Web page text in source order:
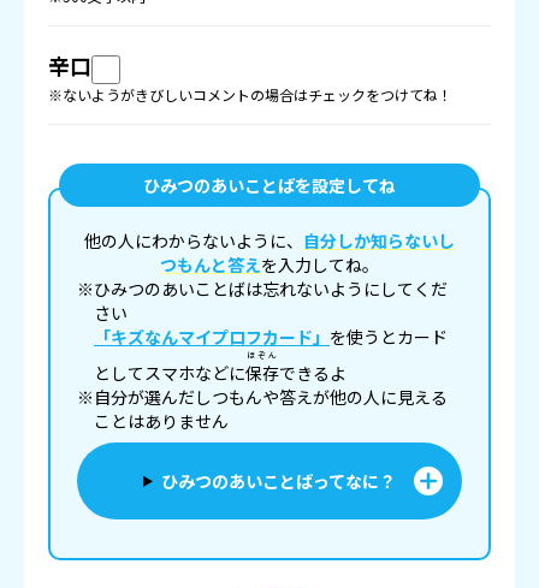
辛口
※ないようがきびしいコメントの場合はチェックをつけてね！
ひみつのあいことばを設定してね
他の人にわからないように、 自分しか知らないし
つもんと答えを入力してね。
※ひみつのあいことばは忘れないようにしてくだ
さい
「キズなんマイプロフカード」 を使うとカード
としてスマホなどに保存
ほぞん
できるよ
※自分が選んだしつもんや答えが他の人に見える
ことはありません
ひみつのあいことばってなに？